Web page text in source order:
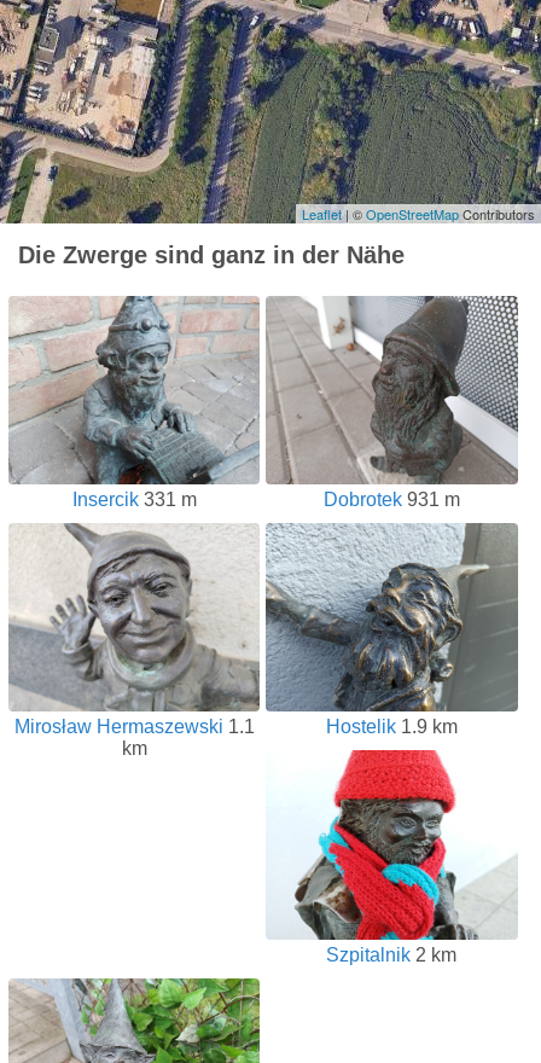
Leaflet| ©OpenStreetMapContributors
Die Zwerge sind ganz in der Nähe
Insercik331 m Dobrotek931 m
Mirosław Hermaszewski 1.1
km
Hostelik1.9 km
Szpitalnik 2 km